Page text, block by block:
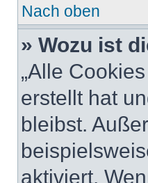
Nach oben
» Wozu ist
„Alle
erstellt hat
bleibst.
aktiviert.